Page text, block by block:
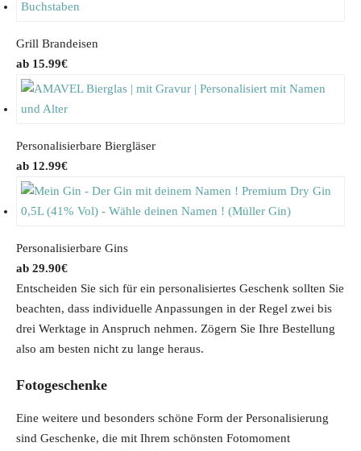
Grill Brandeisen
15.99€
Personalisierbare Biergläser
12.99€
Personalisierbare Gins
29.90€
Entscheiden Sie sich für ein personalisiertes Geschenk sollten Sie
beachten, dass individuelle Anpassungen in der Regel zwei bis
drei Werktage in Anspruch nehmen. Zögern Sie Ihre Bestellung
also am besten nicht zu lange heraus.
Fotogeschenke
Eine weitere und besonders schöne Form der Personalisierung
sind Geschenke, die mit Ihrem schönsten Fotomoment